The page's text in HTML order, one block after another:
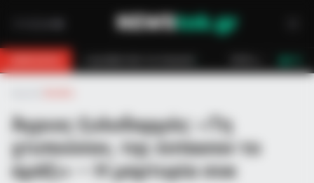
Άγριος ξυλοδαρμός: «Τη
χτυπούσαν, της έσπασαν το
αμάξι» – Η μαρτυρία σοκ